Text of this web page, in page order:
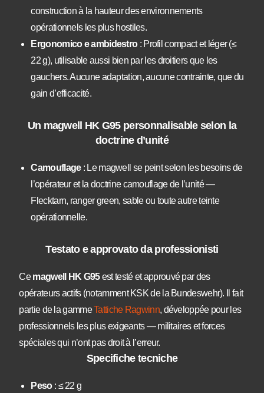
construction à la hauteur des environnements
opérationnels les plus hostiles.
Ergonomico e ambidestro: Profil compact et léger (≤
22 g), utilisable aussi bien par les droitiers que les
gauchers. Aucune adaptation, aucune contrainte, que du
gain d’efficacité.
Un magwell HK G95 personnalisable selon la
doctrine d’unité
Camouflage: Le magwell se peint selon les besoins de
l’opérateur et la doctrine camouflage de l’unité —
Flecktarn, ranger green, sable ou toute autre teinte
opérationnelle.
Testato e approvato da professionisti
Cemagwell HK G95est testé et approuvé par des
opérateurs actifs (notamment KSK de la Bundeswehr). Il fait
partie de la gammeTattiche Ragwinn, développée pour les
professionnels les plus exigeants — militaires et forces
spéciales qui n’ont pas droit à l’erreur.
Specifiche tecniche
Peso: ≤ 22 g